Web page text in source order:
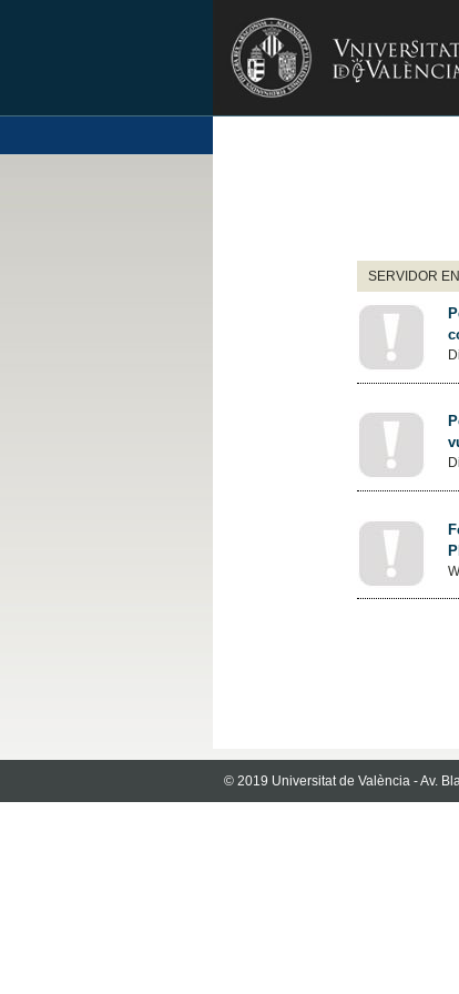
SERVIDOR
© 2019 Universitat de València - Av.